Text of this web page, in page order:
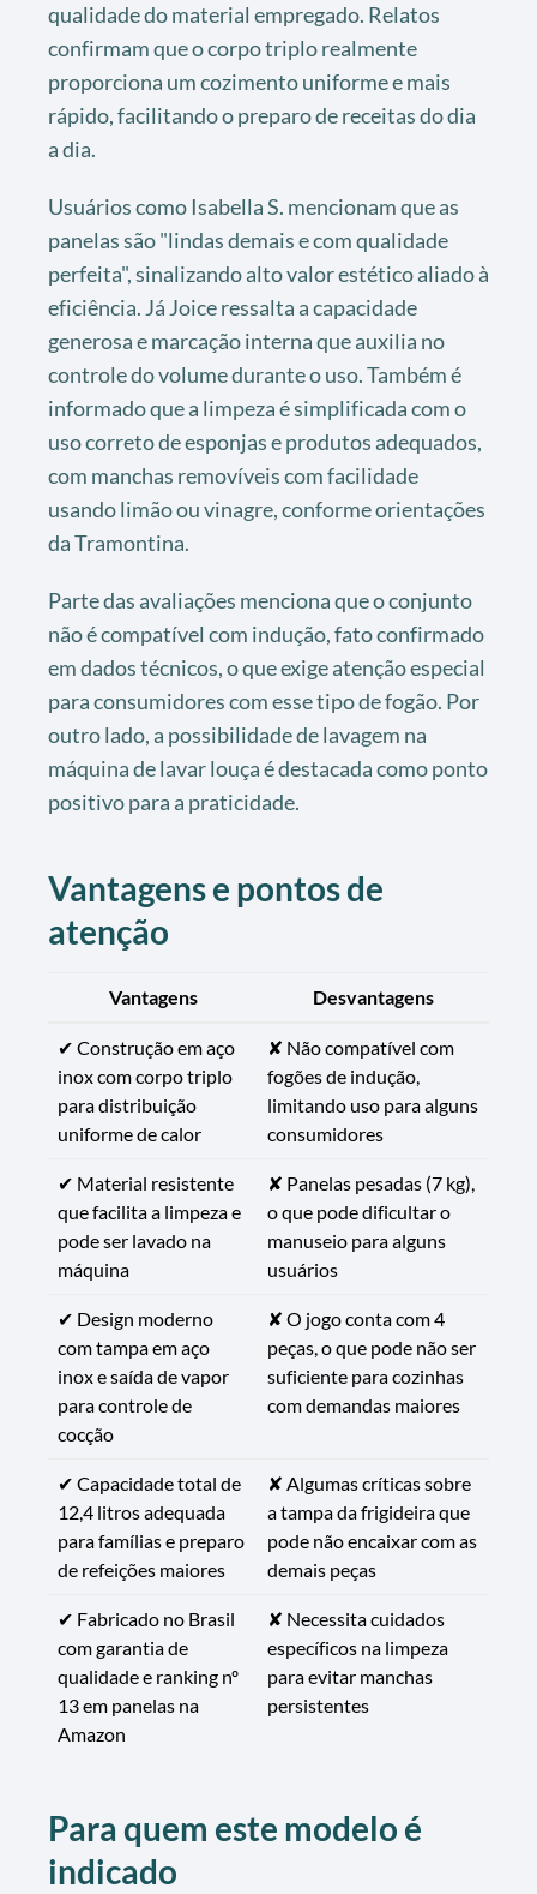
qualidade do material empregado. Relatos
confirmam que o corpo triplo realmente
proporciona um cozimento uniforme e mais
rápido, facilitando o preparo de receitas do dia
a dia.
Usuários como Isabella S. mencionam que as
panelas são "lindas demais e com qualidade
perfeita", sinalizando alto valor estético aliado à
eficiência. Já Joice ressalta a capacidade
generosa e marcação interna que auxilia no
controle do volume durante o uso. Também é
informado que a limpeza é simplificada com o
uso correto de esponjas e produtos adequados,
com manchas removíveis com facilidade
usando limão ou vinagre, conforme orientações
da Tramontina.
Parte das avaliações menciona que o conjunto
não é compatível com indução, fato confirmado
em dados técnicos, o que exige atenção especial
para consumidores com esse tipo de fogão. Por
outro lado, a possibilidade de lavagem na
máquina de lavar louça é destacada como ponto
positivo para a praticidade.
Vantagens e pontos de
atenção
Vantagens Desvantagens
✔ Construção em aço
inox com corpo triplo
para distribuição
uniforme de calor
✘ Não compatível com
fogões de indução,
limitando uso para alguns
consumidores
✔ Material resistente
que facilita a limpeza e
pode ser lavado na
máquina
✘ Panelas pesadas (7 kg),
o que pode dificultar o
manuseio para alguns
usuários
✔ Design moderno
com tampa em aço
inox e saída de vapor
para controle de
cocção
✘ O jogo conta com 4
peças, o que pode não ser
suficiente para cozinhas
com demandas maiores
✔ Capacidade total de
12,4 litros adequada
para famílias e preparo
de refeições maiores
✘ Algumas críticas sobre
a tampa da frigideira que
pode não encaixar com as
demais peças
✔ Fabricado no Brasil
com garantia de
qualidade e ranking nº
13 em panelas na
Amazon
✘ Necessita cuidados
específicos na limpeza
para evitar manchas
persistentes
Para quem este modelo é
indicado